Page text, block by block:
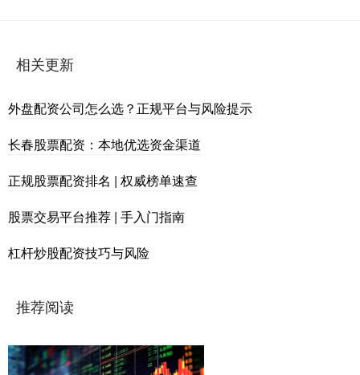
相关更新
外盘配资公司怎么选？正规平台与风险提示
长春股票配资：本地优选资金渠道
正规股票配资排名 | 权威榜单速查
股票交易平台推荐 | 手入门指南
杠杆炒股配资技巧与风险
推荐阅读